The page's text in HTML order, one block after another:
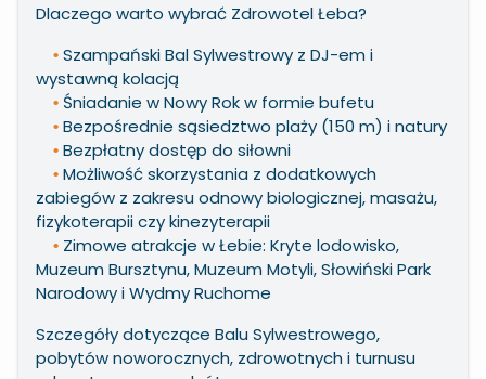
Dlaczego warto wybrać Zdrowotel Łeba?
• Szampański Bal Sylwestrowy z DJ-em i
wystawną kolacją
• Śniadanie w Nowy Rok w formie bufetu
• Bezpośrednie sąsiedztwo plaży (150 m) i natury
• Bezpłatny dostęp do siłowni
• Możliwość skorzystania z dodatkowych
zabiegów z zakresu odnowy biologicznej, masażu,
fizykoterapii czy kinezyterapii
• Zimowe atrakcje w Łebie: Kryte lodowisko,
Muzeum Bursztynu, Muzeum Motyli, Słowiński Park
Narodowy i Wydmy Ruchome
Szczegóły dotyczące Balu Sylwestrowego,
pobytów noworocznych, zdrowotnych i turnusu